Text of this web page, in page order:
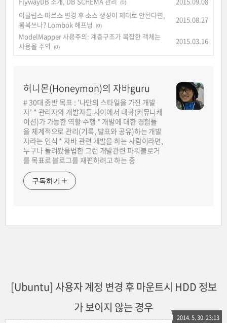
(0)
이클립스 마르스 변경 후 소스 생성이 제대로 안된다면,
롬복쓰나? Lombok 해프닝
(0)
2015.08.27
ModelMapper 사용주의: 계층구조가 복잡한 객체는
사용을 주의
(0)
2015.03.16
허니몬(Honeymon)의 자바guru
# 30대 중반 목표 : '나만의 스타일을 가진 개발
자' * 관리자와 개발자들 사이에서 대화(커뮤니케
이션)가 가능한 역할 수행 * 개발에 대한 경험들
을 체계적으로 관리(기록, 발표와 공유)하는 개발
자라는 인식 * 자바 관련 개발을 하는 사람이라면,
누구나 들려봤을법한 그런 개발관련 파워블로거
를 목표로 블로그를 재편하려고 하는 중
구독하기
[Ubuntu] 사용자 계정 변경 후 마운트시 HDD 정보
가 보이지 않는 경우
2014. 5. 30. 23:13